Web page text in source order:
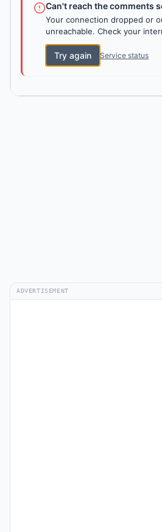
Can't reach the comments
Your connection dropped or
unreachable. Check your
Try again Service status
ADVERTISEMENT